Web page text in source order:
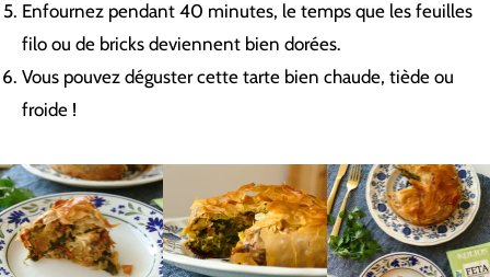
Enfournez pendant 40 minutes, le temps que les feuilles
filo ou de bricks deviennent bien dorées.
Vous pouvez déguster cette tarte bien chaude, tiède ou
froide !